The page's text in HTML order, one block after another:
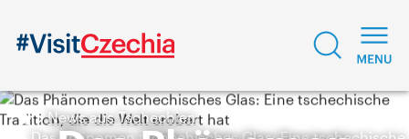
News aus Tschechien